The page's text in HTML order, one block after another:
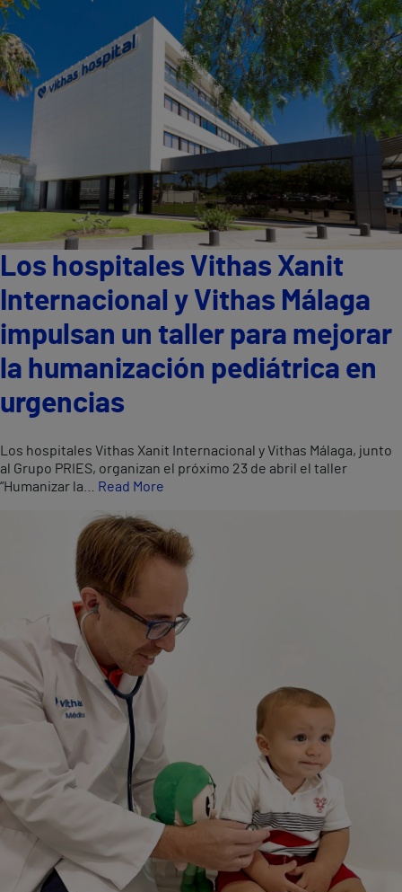
Los hospitales Vithas Xanit
Internacional y Vithas Málaga
impulsan un taller para mejorar
la humanización pediátrica en
urgencias
Los hospitales Vithas Xanit Internacional y Vithas Málaga, junto
al Grupo PRIES, organizan el próximo 23 de abril el taller
“Humanizar la… Read More